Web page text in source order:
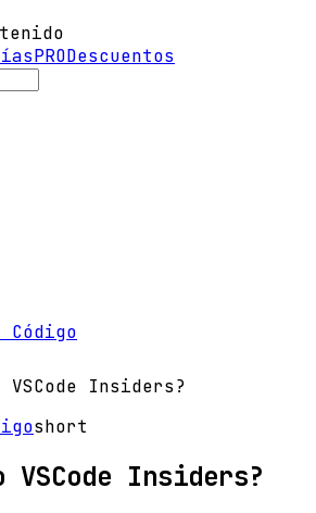
PRODescuentos
VSCode Insiders?
short
VSCode Insiders?